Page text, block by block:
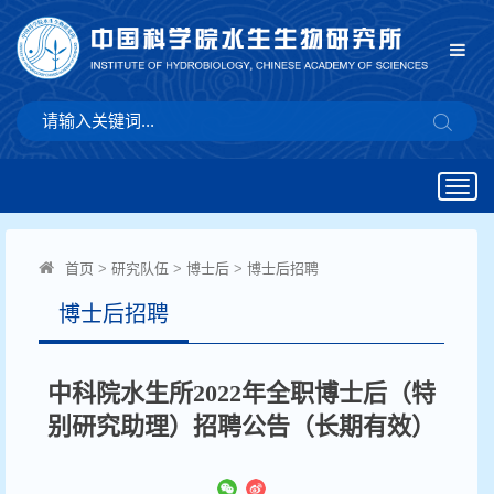
首页 > 研究队伍 > 博士后 > 博士后招聘
博士后招聘
中科院水生所2022年全职博士后（特
别研究助理）招聘公告（长期有效）